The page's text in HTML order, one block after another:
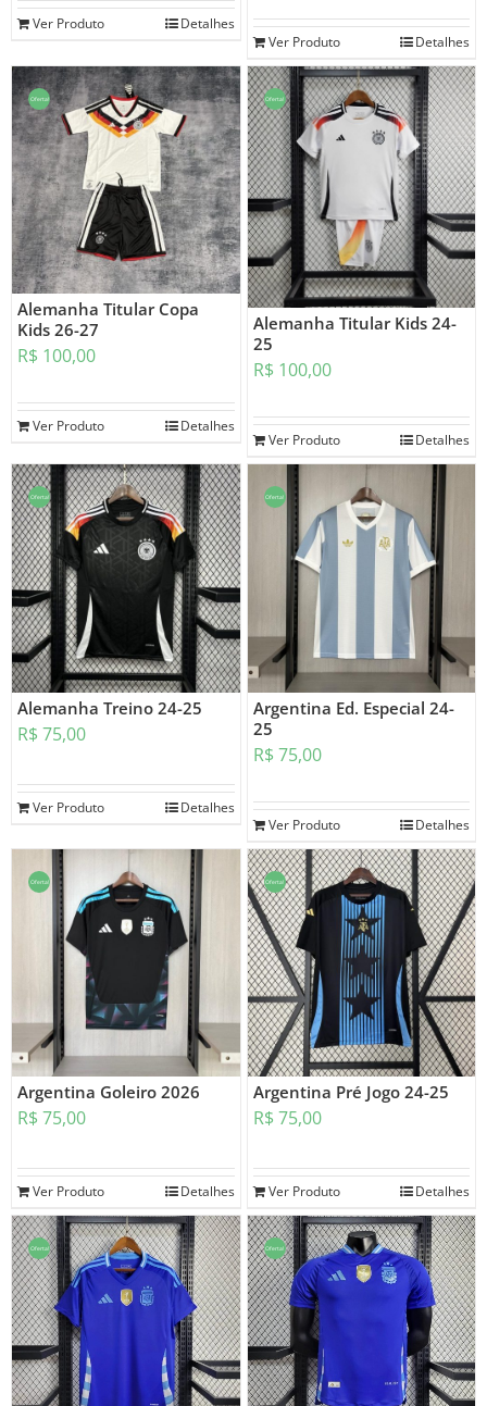
Ver Produto
Detalhes
Ver Produto
Detalhes
Oferta!
Alemanha Titular Copa
Kids 26-27
R$ 100,00
Ver Produto Detalhes
Oferta!
Alemanha Titular Kids 24-
25
R$ 100,00
Ver Produto Detalhes
Oferta!
Alemanha Treino 24-25
R$ 75,00
Ver Produto Detalhes
Oferta!
Argentina Ed. Especial 24-
25
R$ 75,00
Ver Produto Detalhes
Oferta!
Argentina Goleiro 2026
R$ 75,00
Ver Produto Detalhes
Oferta!
Argentina Pré Jogo 24-25
R$ 75,00
Ver Produto Detalhes
Oferta! Oferta!